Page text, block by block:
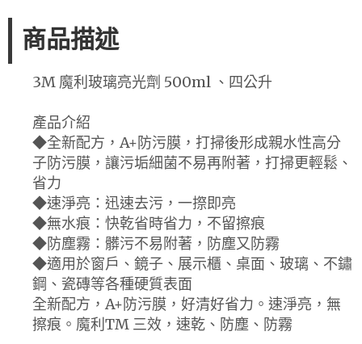
商品描述
3M 魔利玻璃亮光劑 500ml 、四公升
產品介紹
◆全新配方，A+防污膜，打掃後形成親水性高分
子防污膜，讓污垢細菌不易再附著，打掃更輕鬆、
省力
◆速淨亮：迅速去污，一摖即亮
◆無水痕：快乾省時省力，不留擦痕
◆防塵霧：髒污不易附著，防塵又防霧
◆適用於窗戶、鏡子、展示櫃、桌面、玻璃、不鏽
鋼、瓷磚等各種硬質表面
全新配方，A+防污膜，好清好省力。速淨亮，無
擦痕。魔利TM 三效，速乾、防塵、防霧